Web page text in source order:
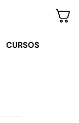
CURSOS